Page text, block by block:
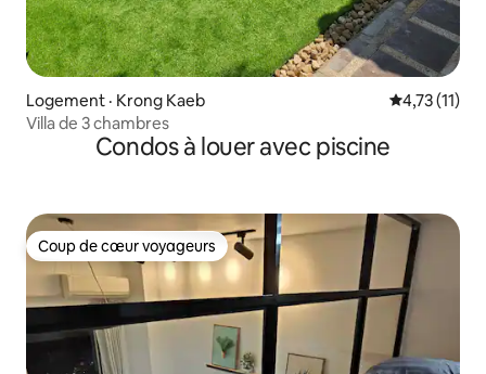
Logement · Krong Kaeb Note
4,73 (11)
Villa de 3 chambres
Condos à louer avec piscine
Coup de cœur voyageurs
Coup de cœur voyageurs